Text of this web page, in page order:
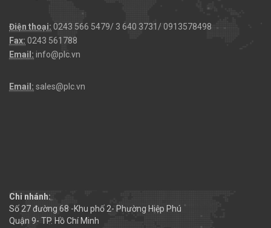
Điện thoại: 0243 566 5479/ 3 640 3731/ 0913578498
Fax: 0243 561788
Email: info@plc.vn
Email: sales@plc.vn
Chi nhánh:
Số 27 đường 68 -Khu phố 2- Phường Hiệp Phú
Quận 9- TP. Hồ Chí Minh